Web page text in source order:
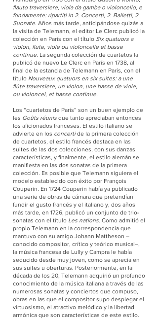
flauto traversiere, viola da gamba o violoncello, e
fondamente: ripartiti in 2. Concerti, 2. Balletti, 2.
Suonate . Años más tarde, anticipándose quizás a
la visita de Telemann, el editor Le Clerc publicó la
colección en París con el título Six quatuors a
violon, flute, viole ou violoncelle et basse
continue . La segunda colección de cuartetos la
publicó de nuevo Le Clerc en París en 1738, al
final de la estancia de Telemann en París, con el
título Nouveaux quatuors en six suites: a une
flûte traversiere, un violon, une basse de viole,
ou violoncel, et basse continue.
Los “cuartetos de París” son un buen ejemplo de
les Goûts réunis que tanto apreciaban entonces
los aficionados franceses. El estilo italiano se
advierte en los concertide la primera colección
de cuartetos, el estilo francés destaca en las
suites de las dos colecciones, con sus danzas
características, y finalmente, el estilo alemán se
manifiesta en las dos sonatas de la primera
colección. Es posible que Telemann siguiera el
modelo establecido con éxito por François
Couperin. En 1724 Couperin había ya publicado
una serie de obras de cámara que pretendían
fundir el gusto francés y el italiano y, dos años
más tarde, en 1726, publicó un conjunto de trio-
sonatas con el título Les nations . Como admitió el
propio Telemann en la correspondencia que
mantuvo con su amigo Johann Mattheson –
conocido compositor, crítico y teórico musical–,
la música francesa de Lully y Campra le había
seducido desde muy joven, como se aprecia en
sus suites u oberturas. Posteriormente, en la
década de los 20, Telemann adquirió un profundo
conocimiento de la música italiana a través de las
numerosas sonatas y conciertos que compuso,
obras en las que el compositor supo desplegar el
virtuosismo, el atractivo melódico y la libertad
armónica que son características de este estilo.